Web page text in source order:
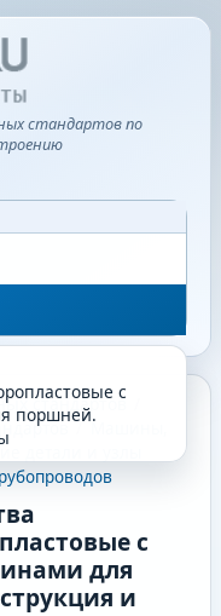
стандартов по
с
поршней.
стандартов
/ Машины,
детали и узлы
с
для
и